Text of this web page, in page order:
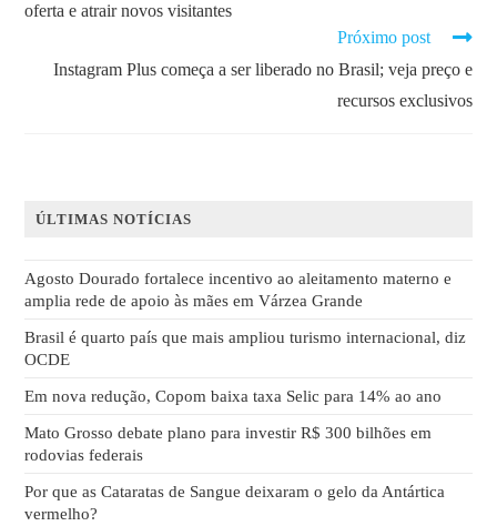
oferta e atrair novos visitantes
Próximo post
Instagram Plus começa a ser liberado no Brasil; veja preço e
recursos exclusivos
ÚLTIMAS NOTÍCIAS
Agosto Dourado fortalece incentivo ao aleitamento materno e
amplia rede de apoio às mães em Várzea Grande
Brasil é quarto país que mais ampliou turismo internacional, diz
OCDE
Em nova redução, Copom baixa taxa Selic para 14% ao ano
Mato Grosso debate plano para investir R$ 300 bilhões em
rodovias federais
Por que as Cataratas de Sangue deixaram o gelo da Antártica
vermelho?